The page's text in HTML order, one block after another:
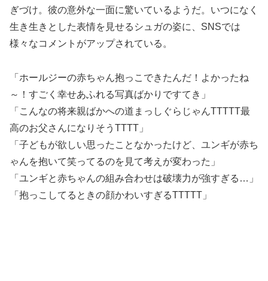
ぎづけ。彼の意外な一面に驚いているようだ。いつになく
生き生きとした表情を見せるシュガの姿に、SNSでは
様々なコメントがアップされている。
「ホールジーの赤ちゃん抱っこできたんだ！よかったね
～！すごく幸せあふれる写真ばかりですてき」
「こんなの将来親ばかへの道まっしぐらじゃんTTTTT最
高のお父さんになりそうTTTT」
「子どもが欲しい思ったことなかったけど、ユンギが赤ち
ゃんを抱いて笑ってるのを見て考えが変わった」
「ユンギと赤ちゃんの組み合わせは破壊力が強すぎる…」
「抱っこしてるときの顔かわいすぎるTTTTT」